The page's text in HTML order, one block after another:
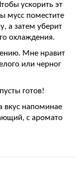
ускорить эт
мусс поместите
а затем уберит
охлаждения.
Мне нравит
или черног
готов!
вкус напоминае
с аромато